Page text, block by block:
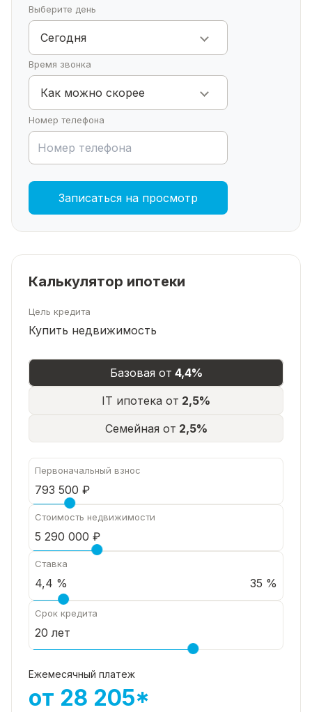
Скорее записываемся на просмотр!
Выберите день
Сегодня
Время звонка
Как можно скорее
Номер телефона
Записаться на просмотр
Калькулятор ипотеки
Цель кредита
Купить недвижимость
Базовая от 4,4%
IT ипотека от 2,5%
Семейная от 2,5%
Первоначальный взнос
Стоимость недвижимости
Ставка
35 %
Срок кредита
Ежемесячный платеж
от 28 205*